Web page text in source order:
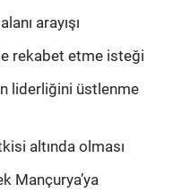
arayışı
rekabet etme isteği
liderliğini üstlenme
altında olması
Mançurya’ya